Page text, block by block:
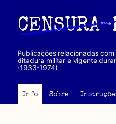
principal
CENSURA-
Publicações relacionadas
ditadura militar e vigente
(1933-1974)
Info Sobre